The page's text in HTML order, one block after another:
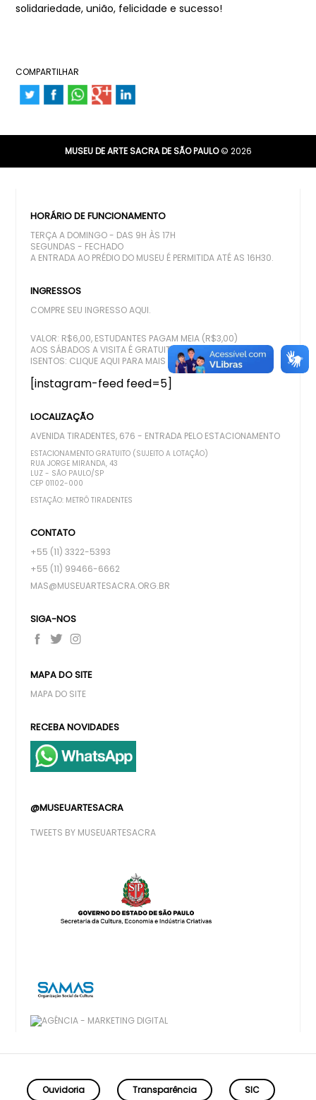
solidariedade, união, felicidade e sucesso!
COMPARTILHAR
MUSEU DE ARTE SACRA DE SÃO PAULO© 2026
HORÁRIO DE FUNCIONAMENTO
TERÇA A DOMINGO - DAS 9H ÀS 17H
SEGUNDAS - FECHADO
A ENTRADA AO PRÉDIO DO MUSEU É PERMITIDA ATÉ AS 16H30.
INGRESSOS
COMPRE SEU INGRESSO AQUI.
VALOR: R$6,00, ESTUDANTES PAGAM MEIA (R$3,00)
AOS SÁBADOS A VISITA É GRATUITA
ISENTOS: CLIQUE AQUI PARA MAIS DETALHES
[instagram-feed feed=5]
LOCALIZAÇÃO
AVENIDA TIRADENTES, 676 - ENTRADA PELO ESTACIONAMENTO
ESTACIONAMENTO GRATUITO (SUJEITO A LOTAÇÃO)
RUA JORGE MIRANDA, 43
LUZ - SÃO PAULO/SP
CEP 01102-000
ESTAÇÃO: METRÔ TIRADENTES
CONTATO
+55 (11) 3322-5393
+55 (11) 99466-6662
MAS@MUSEUARTESACRA.ORG.BR
SIGA-NOS
MAPA DO SITE
MAPA DO SITE
RECEBA NOVIDADES
@MUSEUARTESACRA
TWEETS BY MUSEUARTESACRA
Ouvidoria Transparência SIC